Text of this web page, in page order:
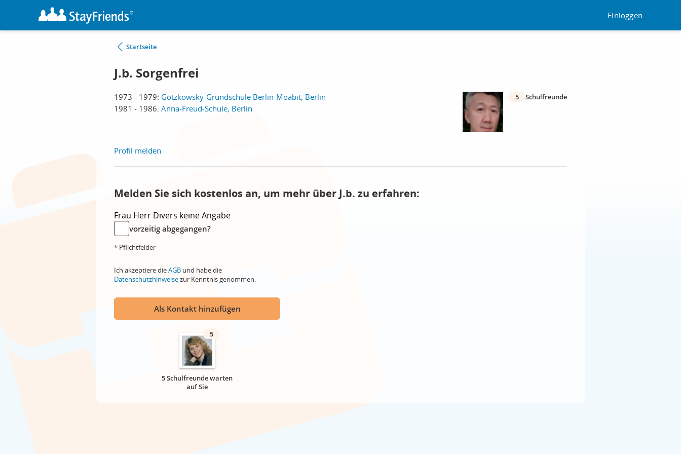
Einloggen
Startseite
J.b. Sorgenfrei
1973 - 1979: Gotzkowsky-Grundschule Berlin-Moabit, Berlin
1981 - 1986: Anna-Freud-Schule, Berlin
5 Schulfreunde
Profil melden
Melden Sie sich kostenlos an, um mehr über J.b. zu erfahren:
Frau Herr Divers keine Angabe
vorzeitig abgegangen?
* Pflichtfelder
Ich akzeptiere dieAGB und habe die
Datenschutzhinweisezur Kenntnis genommen.
Als Kontakt hinzufügen
5
5 Schulfreunde warten
auf Sie